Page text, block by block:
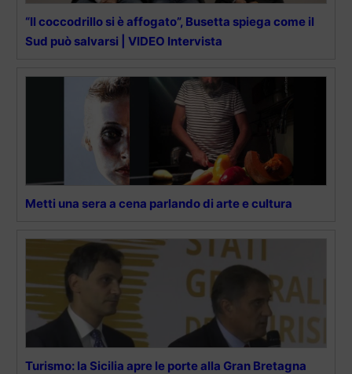
“Il coccodrillo si è affogato”, Busetta spiega come il
Sud può salvarsi | VIDEO Intervista
Metti una sera a cena parlando di arte e cultura
Turismo: la Sicilia apre le porte alla Gran Bretagna